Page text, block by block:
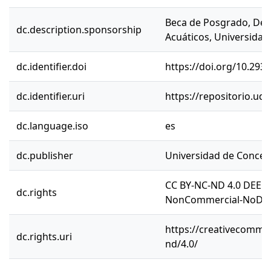
dc.description.sponsorship
Beca de Posgrado,
Acuáticos,
dc.identifier.doi https://doi.org/
dc.identifier.uri https://
dc.language.iso es
dc.publisher Universidad de
dc.rights
CC BY-NC-ND 4.0
NonCommercial-
dc.rights.uri
https://
nd/4.0/